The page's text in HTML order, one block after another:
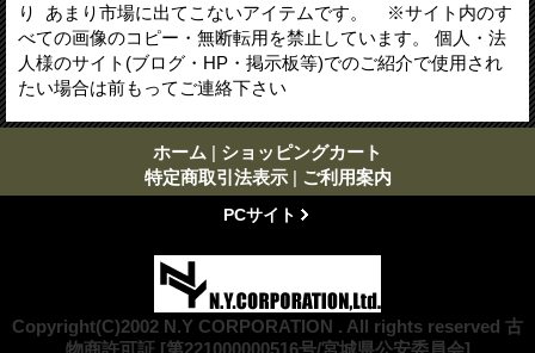
り あまり市場に出てこないアイテムです。 ※サイト内のす
べての画像のコピー・無断転用を禁止しています。 個人・法
人様のサイト(ブログ・HP・掲示板等)でのご紹介で使用され
たい場合は前もってご連絡下さい
ホーム | ショッピングカート
特定商取引法表示 | ご利用案内
PCサイト
Copyright(C)2002 N.Y CORPORATION . All rights reserved 古
物商許可証 [第221000000516号/宮城県公安委員会]